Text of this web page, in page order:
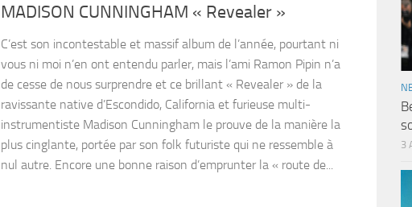
MADISON CUNNINGHAM « Revealer »
C’est son incontestable et massif album de l’année, pourtant ni
vous ni moi n’en ont entendu parler, mais l’ami Ramon Pipin n’a
de cesse de nous surprendre et ce brillant « Revealer » de la
ravissante native d’Escondido, California et furieuse multi-
instrumentiste Madison Cunningham le prouve de la manière la
plus cinglante, portée par son folk futuriste qui ne ressemble à
nul autre. Encore une bonne raison d’emprunter la « route de...
3